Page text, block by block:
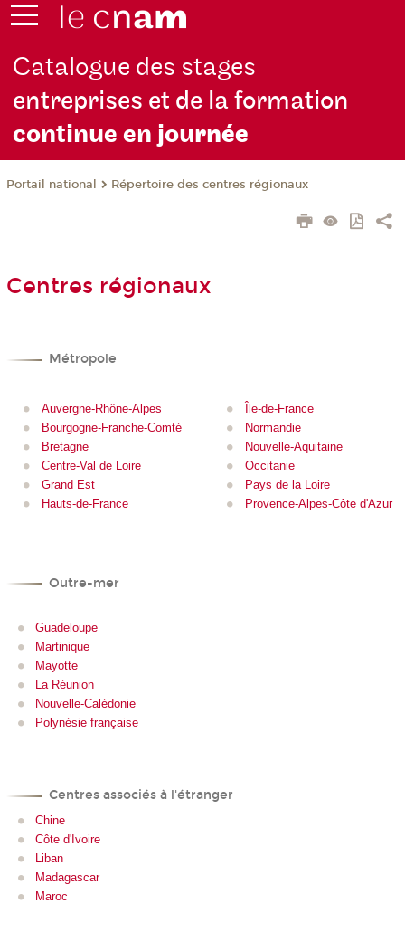
Catalogue des stages
entreprises et de la formation
continue en journée
Portail national Répertoire des centres régionaux
Centres régionaux
Métropole
Auvergne-Rhône-Alpes
Bourgogne-Franche-Comté
Bretagne
Centre-Val de Loire
Grand Est
Hauts-de-France
Île-de-France
Normandie
Nouvelle-Aquitaine
Occitanie
Pays de la Loire
Provence-Alpes-Côte d'Azur
Outre-mer
Guadeloupe
Martinique
Mayotte
La Réunion
Nouvelle-Calédonie
Polynésie française
Centres associés à l'étranger
Chine
Côte d'Ivoire
Liban
Madagascar
Maroc